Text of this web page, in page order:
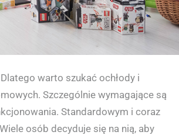
warto szukać ochłody i
Szczególnie wymagające są
Standardowym i coraz
osób decyduje się na nią, aby